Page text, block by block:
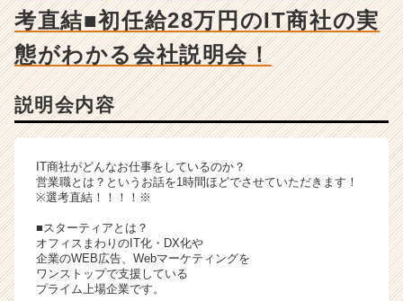
長
企
業
か
カ
ウ
ト
が
届
就
活
サ
イ
考直結■初任給28万円のIT商社の実
態がわかる会社説明会！
説明会内容
IT商社がどんなお仕事をしているのか？
営業職とは？というお話を1時間ほどでさせていただきます！
※選考直結！！！！※
■スターティアとは？
オフィスまわりのIT化・DX化や
企業のWEB広告、Webマーケティングを
ワンストップで支援している
プライム上場企業です。